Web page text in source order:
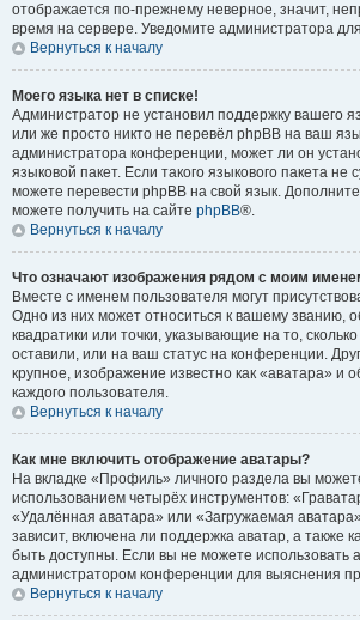
отображается по-прежнему неверное, значит,
время на сервере. Уведомите администратора
Вернуться к началу
Моего языка нет в списке!
Администратор не установил поддержку вашего
или же просто никто не перевёл phpBB на ваш
администратора конференции, может ли он
языковой пакет. Если такого языкового пакета не
можете перевести phpBB на свой язык.
можете получить на сайте phpBB®.
Вернуться к началу
Что означают изображения рядом с моим
Вместе с именем пользователя могут
Одно из них может относиться к вашему званию,
квадратики или точки, указывающие на то,
оставили, или на ваш статус на конференции.
крупное, изображение известно как «аватара» и
каждого пользователя.
Вернуться к началу
Как мне включить отображение аватары?
На вкладке «Профиль» личного раздела вы
использованием четырёх инструментов:
«Удалённая аватара» или «Загружаемая
зависит, включена ли поддержка аватар, а также
быть доступны. Если вы не можете использовать
администратором конференции для выяснения
Вернуться к началу